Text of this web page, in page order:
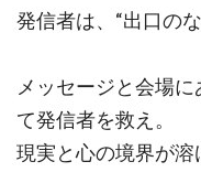
発信者は、“出口の
メッセージと会場
て発信者を救え。
現実と心の境界が